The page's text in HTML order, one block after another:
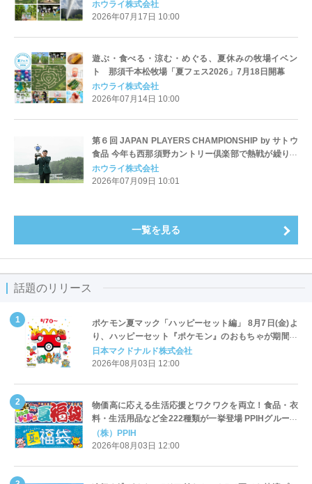
ホウライ株式会社
2026年07月17日 10:00
遊ぶ・食べる・涼む・めぐる、夏休みの牧場イベン
ト 那須千本松牧場「夏フェス2026」7月18日開幕
ホウライ株式会社
2026年07月14日 10:00
第６回 JAPAN PLAYERS CHAMPIONSHIP by サトウ
食品 今年も西那須野カントリー倶楽部で熱戦が繰り広
げられました！
ホウライ株式会社
2026年07月09日 10:01
一覧を見る
話題のリリース
ポケモン夏マック「ハッピーセット編」 8月7日(金)よ
り、ハッピーセット『ポケモン』のおもちゃが期間限
定登場
日本マクドナルド株式会社
2026年08月03日 12:00
物価高に応える生活応援とワクワクを両立！食品・衣
料・生活用品など全222種類が一挙登場 PPIHグループ
「夏福袋」＆セール 8月6日(木)より順次スタート
（株）PPIH
2026年08月03日 12:00